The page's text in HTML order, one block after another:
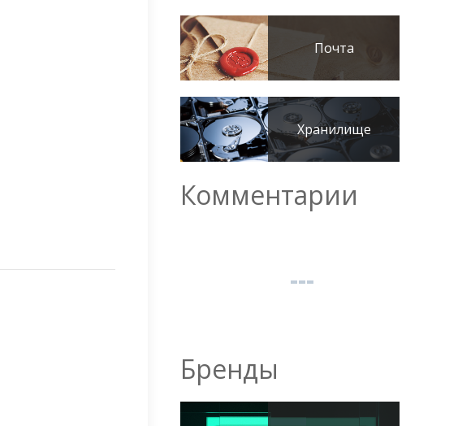
Почта
Хранилище
Комментарии
Бренды